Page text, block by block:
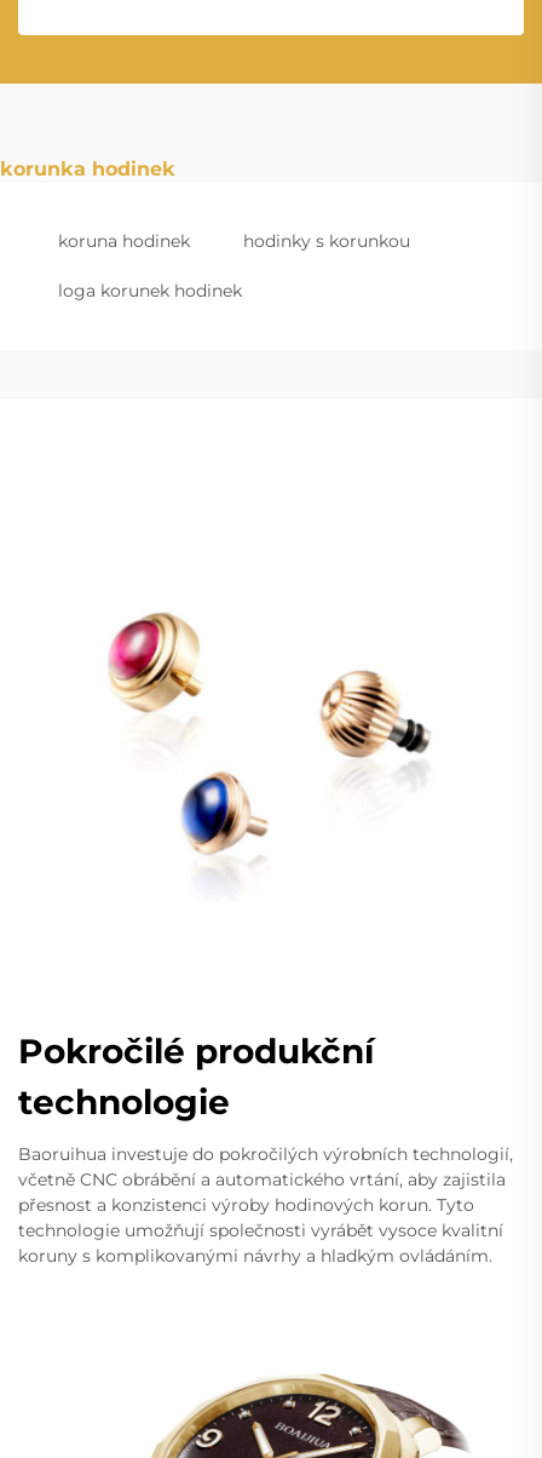
korunka hodinek
koruna hodinek hodinky s korunkou
loga korunek hodinek
Pokročilé produkční
technologie
Baoruihua investuje do pokročilých výrobních technologií,
včetně CNC obrábění a automatického vrtání, aby zajistila
přesnost a konzistenci výroby hodinových korun. Tyto
technologie umožňují společnosti vyrábět vysoce kvalitní
koruny s komplikovanými návrhy a hladkým ovládáním.